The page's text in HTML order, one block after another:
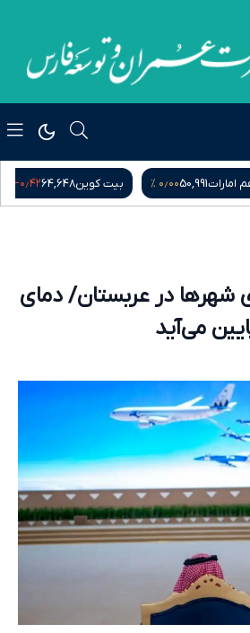
امارات50,991۰٫۰۰ % بیت کوین64,648‎−۰٫۴۲ %
شهرها در عربستان/ دمای